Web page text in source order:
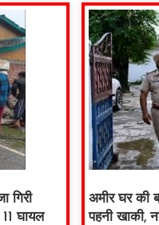
गिरी
11 घायल
अमीर घर की
पहनी खाकी,